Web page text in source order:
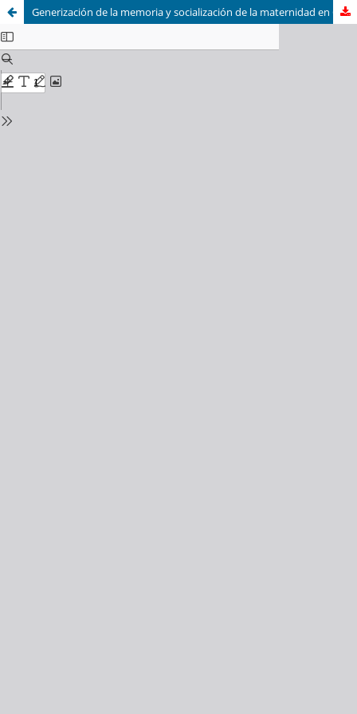
Generización de la memoria y socialización de la maternidad en Colombia: El dolor tiene cara de madre